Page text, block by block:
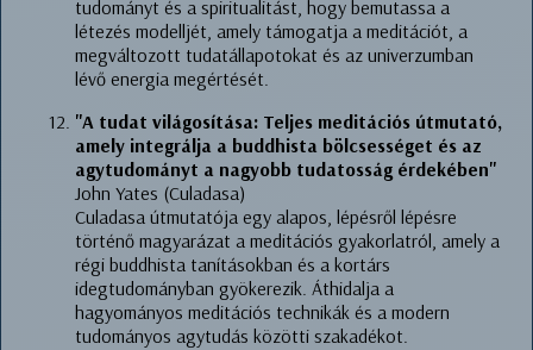
tudományt és a spiritualitást, hogy bemutassa a
létezés modelljét, amely támogatja a meditációt, a
megváltozott tudatállapotokat és az univerzumban
lévő energia megértését.
"A tudat világosítása: Teljes meditációs útmutató,
amely integrálja a buddhista bölcsességet és az
agytudományt a nagyobb tudatosság érdekében"
John Yates (Culadasa)
Culadasa útmutatója egy alapos, lépésről lépésre
történő magyarázat a meditációs gyakorlatról, amely a
régi buddhista tanításokban és a kortárs
idegtudományban gyökerezik. Áthidalja a
hagyományos meditációs technikák és a modern
tudományos agytudás közötti szakadékot.